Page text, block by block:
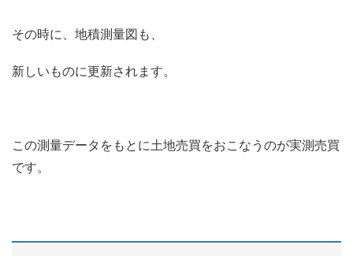
その時に、地積測量図も、
新しいものに更新されます。
この測量データをもとに土地売買をおこなうのが実測売買
です。